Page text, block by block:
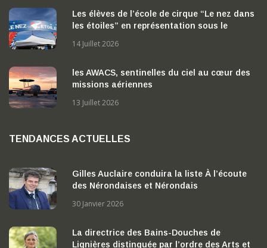
Les élèves de l’école de cirque “Le nez dans
les étoiles” en représentation sous le
14 Juillet 2026
les AWACS, sentinelles du ciel au cœur des
missions aériennes
13 Juillet 2026
TENDANCES ACTUELLES
Gilles Auclaire conduira la liste À l’écoute
des Nérondaises et Nérondais
30 Janvier 2026
La directrice des Bains-Douches de
Lignières distinguée par l’ordre des Arts et